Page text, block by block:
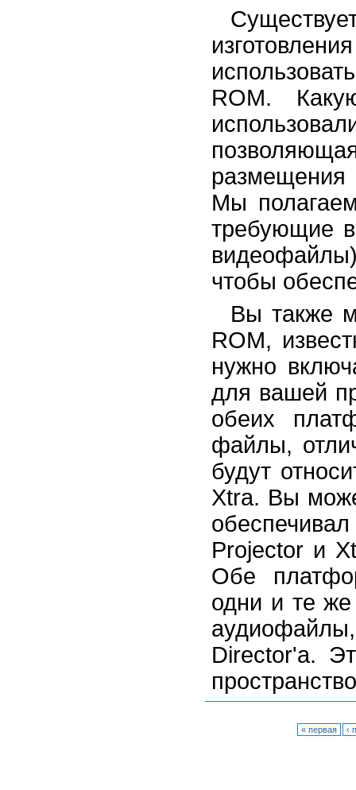
ROM.
Мы
требующие
чтобы
Вы также
ROM,
нужно
для вашей
обеих
файлы,
будут
Xtra. Вы
Projector и
Обе
одни и те
Director'a.
« первая ‹